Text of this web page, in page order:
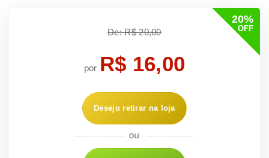
20%
OFF
De: R$ 20,00
por R$ 16,00
Desejo retirar na loja